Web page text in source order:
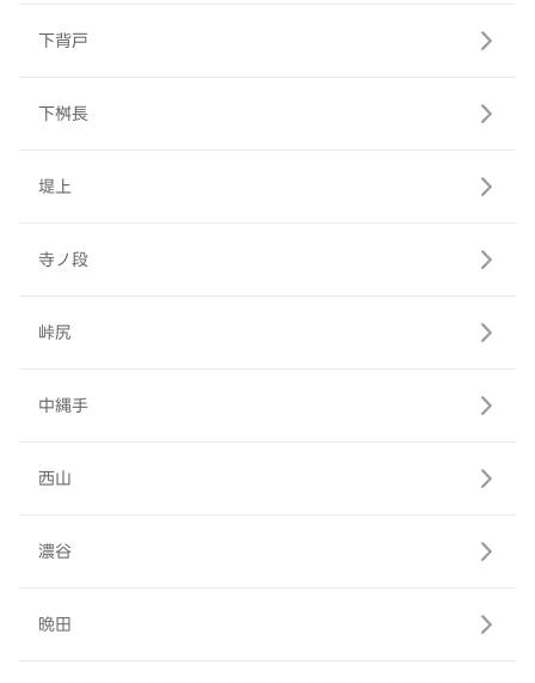
下背戸
下桝長
堤上
寺ノ段
峠尻
中縄手
西山
濃谷
晩田